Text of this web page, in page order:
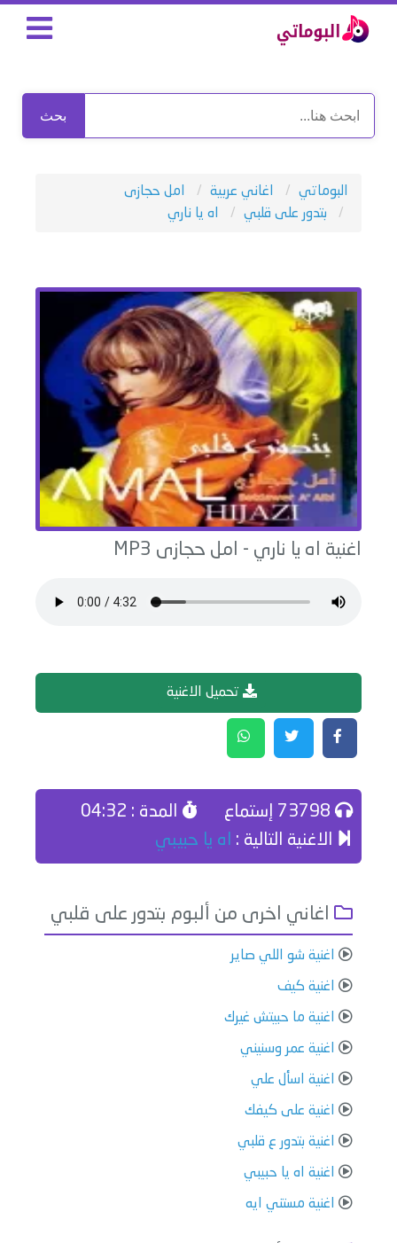
بحث
البوماتي اغاني عربية
امل حجازى
بتدور على قلبي
اه يا ناري
اغنية اه يا ناري - امل حجازى
تحميل الاغنية
المدة : 04:32
الاغنية التالية :
اه يا حبيبي
اغاني اخرى من ألبوم بتدور على قلبي
اغنية شو اللي صاير
اغنية كيف
اغنية ما حبيتش غيرك
اغنية عمر وسنيني
اغنية اسأل علي
اغنية على كيفك
اغنية بتدور ع قلبي
اغنية اه يا حبيبي
اغنية مستني ايه